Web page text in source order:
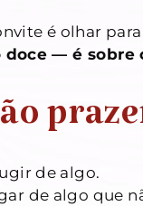
é olhar para
doce — é sobre
de algo.
de algo que